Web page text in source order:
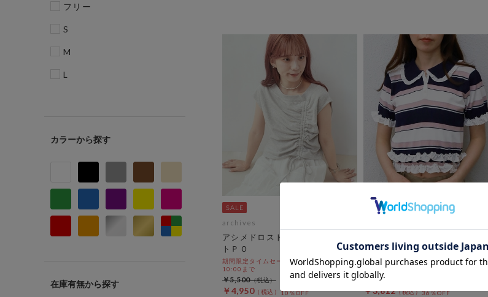
フリー
S
M
L
カラー
在庫有無
archives
アシメドロストフレンチスウェッ
トＰＯ
期間限定タイムセール10%OFF! 8/10
10:00まで
￥4,950 10％OFF
￥5,500
ＰＯ
期間限定タイムセールSALE価格から更に
10%OFF! 8/10 10:00まで
￥3,812 36％OFF
￥6,050